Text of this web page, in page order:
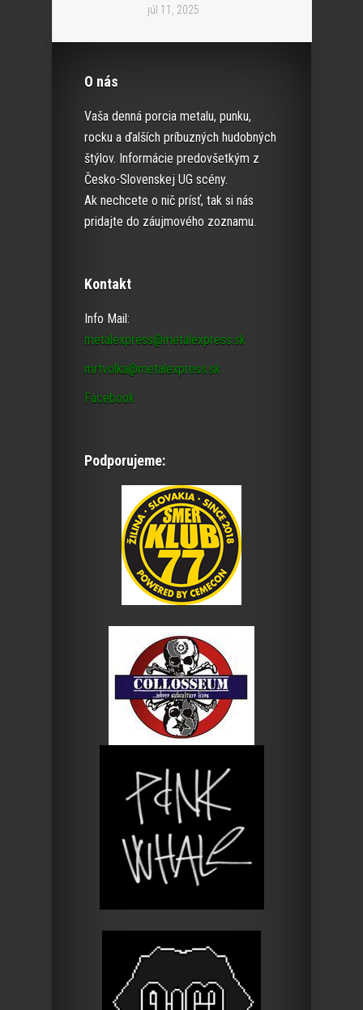
júl 11, 2025
O nás
Vaša denná porcia metalu, punku,
rocku a ďalších príbuzných hudobných
štýlov. Informácie predovšetkým z
Česko-Slovenskej UG scény.
Ak nechcete o nič prísť, tak si nás
pridajte do záujmového zoznamu.
Kontakt
Info Mail:
metalexpress@metalexpress.sk
mrtvolka@metalexpress.sk
Facebook
Podporujeme: